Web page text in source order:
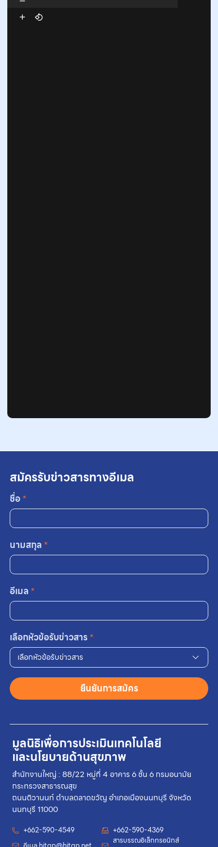
มูลนิธิเพื่อการประเมินเทคโนโลยี
และนโยบายด้านสุขภาพ
สำนักงานใหญ่ : 88/22 หมู่ที่ 4 อาคาร 6 ชั้น 6 กรมอนามัย
กระทรวงสาธารณสุข
ถนนติวานนท์ ตำบลตลาดขวัญ อำเภอเมืองนนทบุรี จังหวัด
นนทบุรี 11000
+662-590-4549
+662-590-4369
สารบรรณอิเล็กทรอนิกส์
สมัครรับข่าวสารทางอีเมล
ชื่อ*
นามสกุล *
อีเมล *
เลือกหัวข้อรับข่าวสาร*
เลือกหัวข้อรับข่าวสาร
ยืนยันการสมัคร